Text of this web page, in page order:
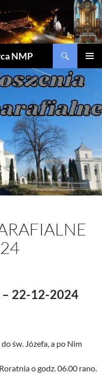
NMP
– 22-12-2024
św. Józefa, a po Nim
o godz. 06.00 rano.